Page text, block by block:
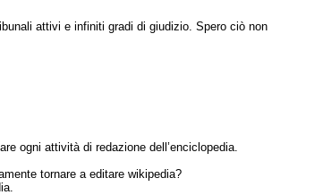
attivi e infiniti gradi di giudizio. Spero ciò non
ogni attività di redazione dell’enciclopedia.
tornare a editare wikipedia?